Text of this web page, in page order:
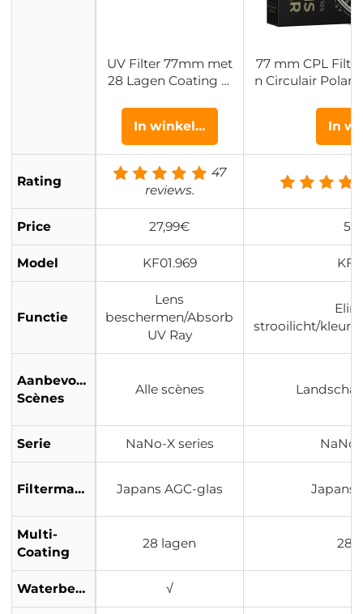
UV Filter 77mm met
28 Lagen Coating H
bestendig - Nano Xc
el Serie
77 mm CPL
n Circulair
In winkelwagen In
Rating
47
reviews.
Price 27,99€
Model KF01.969
Functie
Lens
beschermen/Absorb
UV Ray
strooilicht/
Aanbevolen
Scènes
Alle scènes
Serie NaNo-X series NaNo-
Filtermateriaal Japans AGC-glas Japans
Multi-
Coating
28 lagen 28
Waterbestendig √